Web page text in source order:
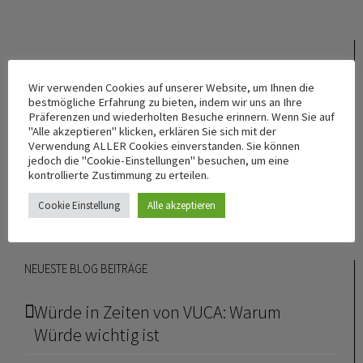
hyperconnectivity.it
sysruption.com
NEUESTE BLOG BEITRÄGE
Würde in Zeiten von VUCA: Warum
Würde wichtig ist
Wir verwenden Cookies auf unserer Website, um Ihnen die
bestmögliche Erfahrung zu bieten, indem wir uns an Ihre
Präferenzen und wiederholten Besuche erinnern. Wenn Sie auf
"Alle akzeptieren" klicken, erklären Sie sich mit der
Verwendung ALLER Cookies einverstanden. Sie können
jedoch die "Cookie-Einstellungen" besuchen, um eine
kontrollierte Zustimmung zu erteilen.
Cookie Einstellung Alle akzeptieren